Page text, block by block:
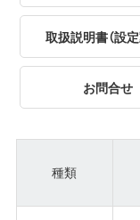
取扱説明書（設定
お問合せ
種類